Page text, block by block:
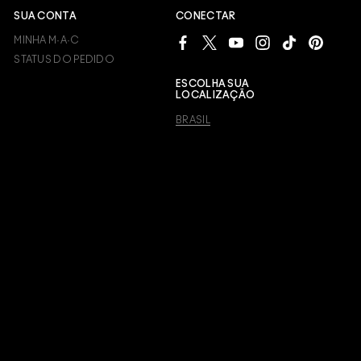
SUA CONTA
MINHA M·A·C
STATUS DO PEDIDO
CONECTAR
ESCOLHA SUA
LOCALIZAÇÃO
BRASIL